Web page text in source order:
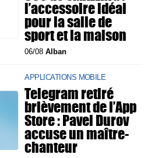
l’accessoire idéal
pour la salle de
sport et la maison
06/08Alban
APPLICATIONS MOBILE
Telegram retiré
brièvement de l’App
Store : Pavel Durov
accuse un maître-
chanteur